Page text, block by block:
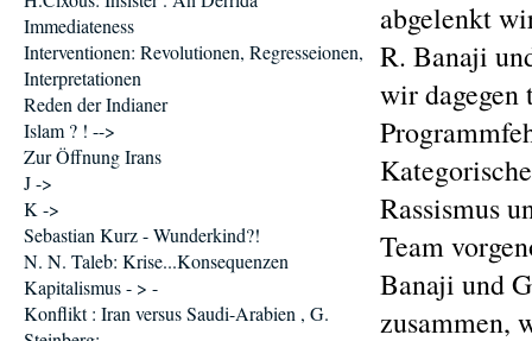
abgelenkt
R. Banaji
wir dagegen
Rassismus
Team
Banaji und
zusammen,
Immediateness
Interventionen: Revolutionen, Regresseionen,
Interpretationen
Reden der Indianer
Islam ? ! -->
Zur Öffnung Irans
J ->
K ->
Sebastian Kurz - Wunderkind?!
N. N. Taleb: Krise...Konsequenzen
Kapitalismus - > -
Konflikt : Iran versus Saudi-Arabien , G.